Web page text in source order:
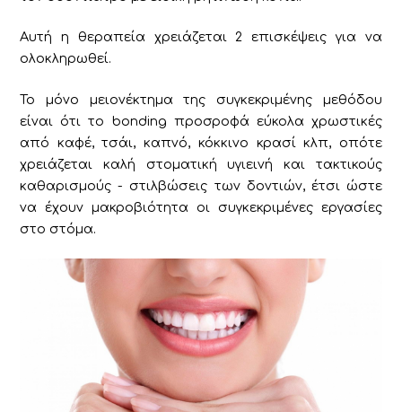
Αυτή η θεραπεία χρειάζεται 2 επισκέψεις για να
ολοκληρωθεί.
Το μόνο μειονέκτημα της συγκεκριμένης μεθόδου
είναι ότι το bonding προσροφά εύκολα χρωστικές
από καφέ, τσάι, καπνό, κόκκινο κρασί κλπ, οπότε
χρειάζεται καλή στοματική υγιεινή και τακτικούς
καθαρισμούς - στιλβώσεις των δοντιών, έτσι ώστε
να έχουν μακροβιότητα οι συγκεκριμένες εργασίες
στο στόμα.